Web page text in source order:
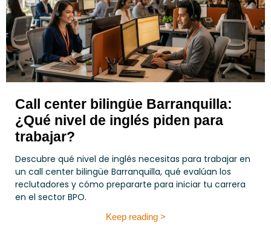
Call center bilingüe Barranquilla:
¿Qué nivel de inglés piden para
trabajar?
Descubre qué nivel de inglés necesitas para trabajar en
un call center bilingüe Barranquilla, qué evalúan los
reclutadores y cómo prepararte para iniciar tu carrera
en el sector BPO.
Keep reading >